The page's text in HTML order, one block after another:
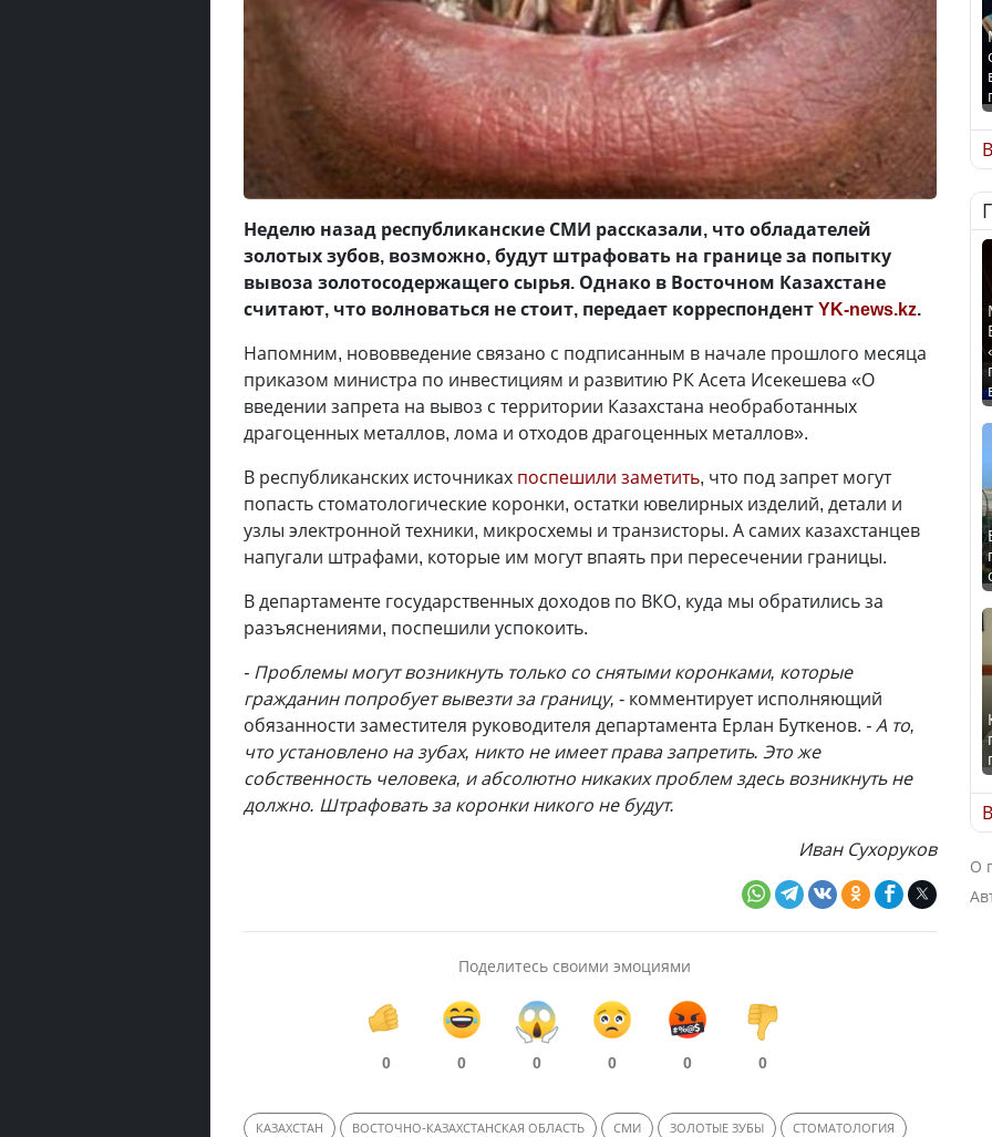
Неделю назад республиканские СМИ рассказали, что обладателей
золотых зубов, возможно, будут штрафовать на границе за попытку
вывоза золотосодержащего сырья. Однако в Восточном Казахстане
считают, что волноваться не стоит, передает корреспондентYK-news.kz.
Напомним, нововведение связано с подписанным в начале прошлого месяца
приказом министра по инвестициям и развитию РК Асета Исекешева «О
введении запрета на вывоз с территории Казахстана необработанных
драгоценных металлов, лома и отходов драгоценных металлов».
В республиканских источниках поспешили заметить, что под запрет могут
попасть стоматологические коронки, остатки ювелирных изделий, детали и
узлы электронной техники, микросхемы и транзисторы. А самих казахстанцев
напугали штрафами, которые им могут впаять при пересечении границы.
В департаменте государственных доходов по ВКО, куда мы обратились за
разъяснениями, поспешили успокоить.
- Проблемы могут возникнуть только со снятыми коронками, которые
гражданин попробует вывезти за границу, - комментирует исполняющий
обязанности заместителя руководителя департамента Ерлан Буткенов. - А то,
что установлено на зубах, никто не имеет права запретить. Это же
собственность человека, и абсолютно никаких проблем здесь возникнуть не
должно. Штрафовать за коронки никого не будут.
Иван Сухоруков
Поделитесь своими эмоциями
0 0 0 0 0 0
КАЗАХСТАН ВОСТОЧНО-КАЗАХСТАНСКАЯ ОБЛАСТЬ СМИ ЗОЛОТЫЕ ЗУБЫ СТОМАТОЛОГИЯ
О